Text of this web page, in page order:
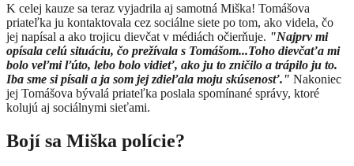
K celej kauze sa teraz vyjadrila aj samotná Miška! Tomášova
priateľka ju kontaktovala cez sociálne siete po tom, ako videla, čo
jej napísal a ako trojicu dievčat v médiách očierňuje. "Najprv mi
opísala celú situáciu, čo prežívala s Tomášom...Toho dievčaťa mi
bolo veľmi ľúto, lebo bolo vidieť, ako ju to zničilo a trápilo ju to.
Iba sme si písali a ja som jej zdieľala moju skúsenosť." Nakoniec
jej Tomášova bývalá priateľka poslala spomínané správy, ktoré
kolujú aj sociálnymi sieťami.
Bojí sa Miška polície?